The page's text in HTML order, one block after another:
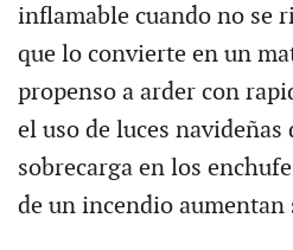
inflamable cuando no se
que lo convierte en un
propenso a arder con
el uso de luces navideñas
sobrecarga en los
de un incendio